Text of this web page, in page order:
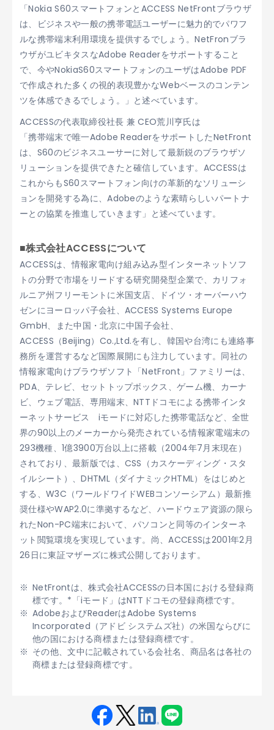
「Nokia S60スマートフォンとACCESS NetFrontブラウザ
は、ビジネスや一般の携帯電話ユーザーに魅力的でパワフ
ルな携帯端末利用環境を提供するでしょう。NetFronブラ
ウザがユビキタスなAdobe Readerをサポートすること
で、今やNokiaS60スマートフォンのユーザはAdobe PDF
で作成された多くの視的表現豊かなWebベースのコンテン
ツを体感できるでしょう。」と述べています。
ACCESSの代表取締役社長 兼 CEO荒川亨氏は
「携帯端末で唯一Adobe ReaderをサポートしたNetFront
は、S60のビジネスユーサーに対して最新鋭のブラウザソ
リューションを提供できたと確信しています。ACCESSは
これからもS60スマートフォン向けの革新的なソリューシ
ョンを開発する為に、Adobeのような素晴らしいパートナ
ーとの協業を推進していきます」と述べています。
■株式会社ACCESSについて
ACCESSは、情報家電向け組み込み型インターネットソフ
トの分野で市場をリードする研究開発型企業で、カリフォ
ルニア州フリーモントに米国支店、ドイツ・オーバーハウ
ゼンにヨーロッパ子会社、ACCESS Systems Europe
GmbH、また中国・北京に中国子会社、
ACCESS（Beijing）Co.,Ltd.を有し、韓国や台湾にも連絡事
務所を運営するなど国際展開にも注力しています。同社の
情報家電向けブラウザソフト「NetFront」ファミリーは、
PDA、テレビ、セットトップボックス、ゲーム機、カーナ
ビ、ウェブ電話、専用端末、NTTドコモによる携帯インタ
ーネットサービス iモードに対応した携帯電話など、全世
界の90以上のメーカーから発売されている情報家電端末の
293機種、1億3900万台以上に搭載（2004年7月末現在）
されており、最新版では、CSS（カスケーディング・スタ
イルシート）、DHTML（ダイナミックHTML）をはじめと
する、W3C（ワールドワイドWEBコンソーシアム）最新推
奨仕様やWAP2.0に準拠するなど、ハードウェア資源の限ら
れたNon-PC端末において、パソコンと同等のインターネ
ット閲覧環境を実現しています。尚、ACCESSは2001年2月
26日に東証マザーズに株式公開しております。
NetFrontは、株式会社ACCESSの日本国における登録商
標です。*「iモード」はNTTドコモの登録商標です。
AdobeおよびReaderはAdobe Systems
Incorporated（アドビ システムズ社）の米国ならびに
他の国における商標または登録商標です。
その他、文中に記載されている会社名、商品名は各社の
商標または登録商標です。